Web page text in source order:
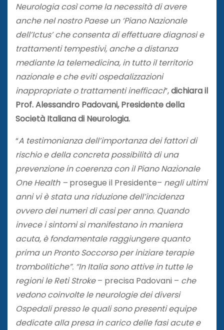
Neurologia così come la necessità di avere
anche nel nostro Paese un ‘Piano Nazionale
dell’Ictus’ che consenta di effettuare diagnosi e
trattamenti tempestivi, anche a distanza
mediante la telemedicina, in tutto il territorio
nazionale e che eviti ospedalizzazioni
inappropriate o trattamenti inefficaci”,dichiara il
Prof. Alessandro Padovani, Presidente della
Società Italiana di Neurologia.
“A testimonianza dell’importanza dei fattori di
rischio e della concreta possibilità di una
prevenzione in coerenza con il Piano Nazionale
One Health – prosegue il Presidente– negli ultimi
anni vi è stata una riduzione dell’incidenza
ovvero dei numeri di casi per anno. Quando
invece i sintomi si manifestano in maniera
acuta, è fondamentale raggiungere quanto
prima un Pronto Soccorso per iniziare terapie
trombolitiche”. “In Italia sono attive in tutte le
regioni le Reti Stroke– precisa Padovani – che
vedono coinvolte le neurologie dei diversi
Ospedali presso le quali sono presenti equipe
dedicate alla presa in carico delle fasi acute e